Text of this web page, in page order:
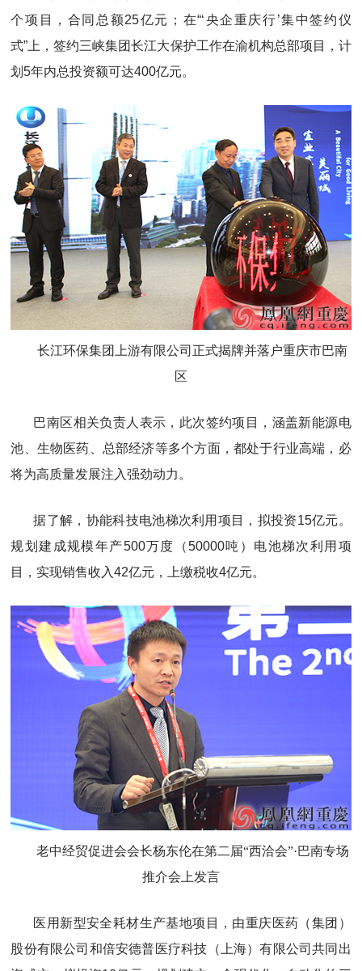
个项目，合同总额25亿元；在“‘央企重庆行’集中签约仪
式”上，签约三峡集团长江大保护工作在渝机构总部项目，计
划5年内总投资额可达400亿元。
长江环保集团上游有限公司正式揭牌并落户重庆市巴南
区
巴南区相关负责人表示，此次签约项目，涵盖新能源电
池、生物医药、总部经济等多个方面，都处于行业高端，必
将为高质量发展注入强劲动力。
据了解，协能科技电池梯次利用项目，拟投资15亿元。
规划建成规模年产500万度（50000吨）电池梯次利用项
目，实现销售收入42亿元，上缴税收4亿元。
老中经贸促进会会长杨东伦在第二届“西洽会”·巴南专场
推介会上发言
医用新型安全耗材生产基地项目，由重庆医药（集团）
股份有限公司和倍安德普医疗科技（上海）有限公司共同出